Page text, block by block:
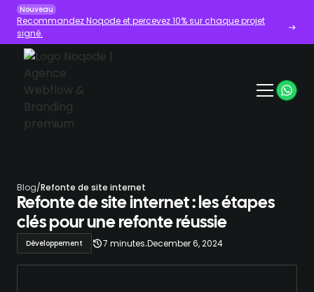
Nouveau
Recommandez Noqode et percevez 10% sur chaque projet
signé.
Blog/Refonte de site internet
Refonte de site internet : les étapes
clés pour une refonte réussie
Développement 7 minutes.December 6, 2024